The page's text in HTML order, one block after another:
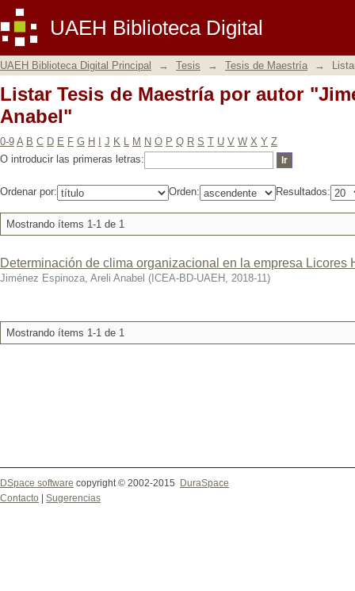
UAEH Biblioteca Digital
Listar Tesis de Maestría por autor
UAEH Biblioteca Digital Principal → Tesis → Tesis de Maestría →
Listar Tesis de Maestría por autor
Anabel"
0-9 A B C D E F G H J K L M N O P Q R S T U V W X Y Z
O introducir las primeras letras:
Ordenar por: Orden: Resultados:
Mostrando ítems 1-1 de 1
Determinación de clima organizacional en la empresa Licores
Jiménez Espinoza, Areli Anabel ( ICEA-BD-UAEH , 2018-11)
Mostrando ítems 1-1 de 1
DSpace software copyright © 2002-2015
DuraSpace
Contacto
Sugerencias